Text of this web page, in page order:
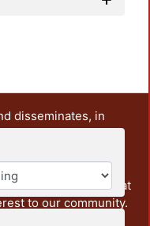
disseminates, in
and research
includes some
from the
other institutions that
to our community.